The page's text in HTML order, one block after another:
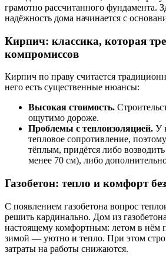
грамотно рассчитанного фундамента.
надёжность дома начинается с
Кирпич: классика, которая
компромиссов
Кирпич по праву считается
него есть существенные нюансы:
Высокая стоимость.
ощутимо дороже.
Проблемы с теплоизоляцией. У
тепловое сопротивление,
тёплым, придётся либо
менее 70 см), либо
Газобетон: тепло и комфорт
С появлением газобетона вопрос
решить кардинально. Дом из
настоящему комфортным: летом в нём
зимой — уютно и тепло. При этом
затраты на работы снижаются.